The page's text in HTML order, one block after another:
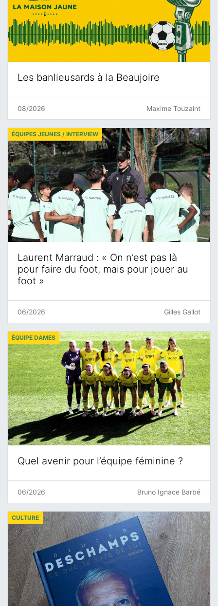
Les banlieusards à la Beaujoire
08/2026 Maxime Touzaint
Laurent Marraud : « On n’est pas là
pour faire du foot, mais pour jouer au
foot »
ÉQUIPES JEUNES / INTERVIEW
06/2026 Gilles Gallot
Quel avenir pour l’équipe féminine ?
ÉQUIPE DAMES
06/2026 Bruno Ignace Barbé
CULTURE